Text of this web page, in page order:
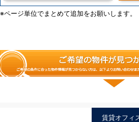
※ページ単位でまとめて追加をお願いします。
賃貸オフィ